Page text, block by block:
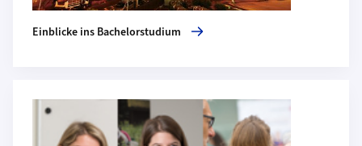
Einblicke ins Bachelorstudium
Mehr zu Einblicke in Beruf & Praxis